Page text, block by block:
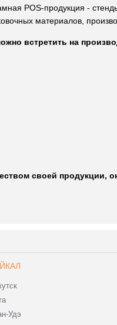
POS-продукция -
материалов,
встретить на
своей продукции,
Удэ